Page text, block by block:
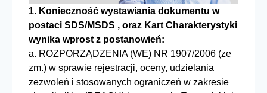
1. Konieczność wystawiania dokumentu w
postaci SDS/MSDS , oraz Kart Charakterystyki
wynika wprost z postanowień:
a. ROZPORZĄDZENIA (WE) NR 1907/2006 (ze
zm.) w sprawie rejestracji, oceny, udzielania
zezwoleń i stosowanych ograniczeń w zakresie